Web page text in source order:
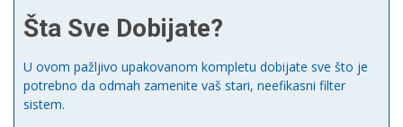
Šta Sve Dobijate?
U ovom pažljivo upakovanom kompletu dobijate sve što je
potrebno da odmah zamenite vaš stari, neefikasni filter
sistem.